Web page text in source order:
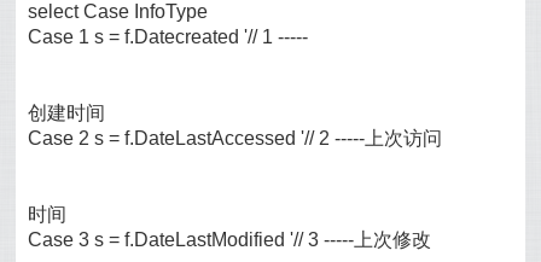
select Case InfoType
Case 1 s = f.Datecreated '// 1 -----
创建时间
Case 2 s = f.DateLastAccessed '// 2 -----上次访问
时间
Case 3 s = f.DateLastModified '// 3 -----上次修改